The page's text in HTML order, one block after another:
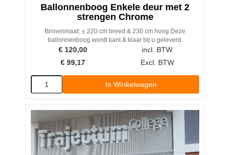
Ballonnenboog Enkele deur met 2
strengen Chrome
Binnenmaat: ± 220 cm breed & 230 cm hoog Deze
ballonnenboog wordt kant & klaar bij u geleverd.
€ 120,00
incl. BTW
€ 99,17 Excl. BTW
In Winkelwagen